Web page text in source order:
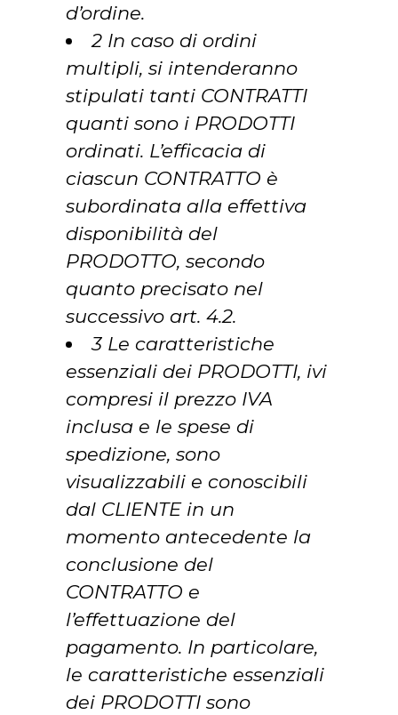
d’ordine.
2 In caso di ordini
multipli, si intenderanno
stipulati tanti CONTRATTI
quanti sono i PRODOTTI
ordinati. L’efficacia di
ciascun CONTRATTO è
subordinata alla effettiva
disponibilità del
PRODOTTO, secondo
quanto precisato nel
successivo art. 4.2.
3 Le caratteristiche
essenziali dei PRODOTTI, ivi
compresi il prezzo IVA
inclusa e le spese di
spedizione, sono
visualizzabili e conoscibili
dal CLIENTE in un
momento antecedente la
conclusione del
CONTRATTO e
l’effettuazione del
pagamento. In particolare,
le caratteristiche essenziali
dei PRODOTTI sono